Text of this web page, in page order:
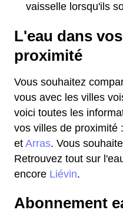
vaisselle lorsqu'ils
L'eau dans
proximité
Vous souhaitez
vous avec les villes
voici toutes les
vos villes de proximité :
et Arras. Vous
Retrouvez tout sur
encore Liévin.
Abonnement